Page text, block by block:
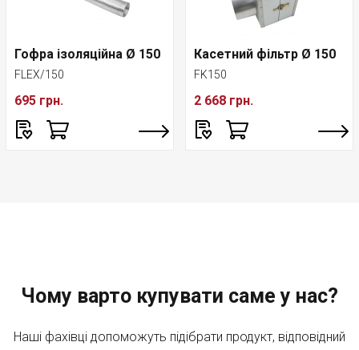
Гофра ізоляційна Ø 150
FLEX/150
695 грн.
Касетний фільтр Ø 150
FK150
2 668 грн.
Чому варто купувати саме у нас?
Наші фахівці допоможуть підібрати продукт, відповідний